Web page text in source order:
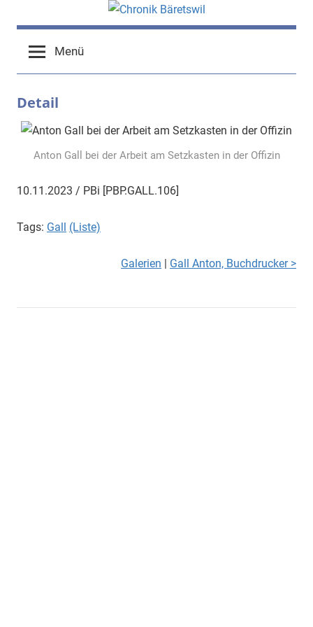
Inhalt
springenchronik-
baeretswil.ch
baeretswil.ch
Menü
Detail
Anton Gall bei der Arbeit am Setzkasten in der Offizin
10.11.2023 / PBi [PBP.GALL.106]
Tags: Gall (Liste)
Galerien | Gall Anton, Buchdrucker >